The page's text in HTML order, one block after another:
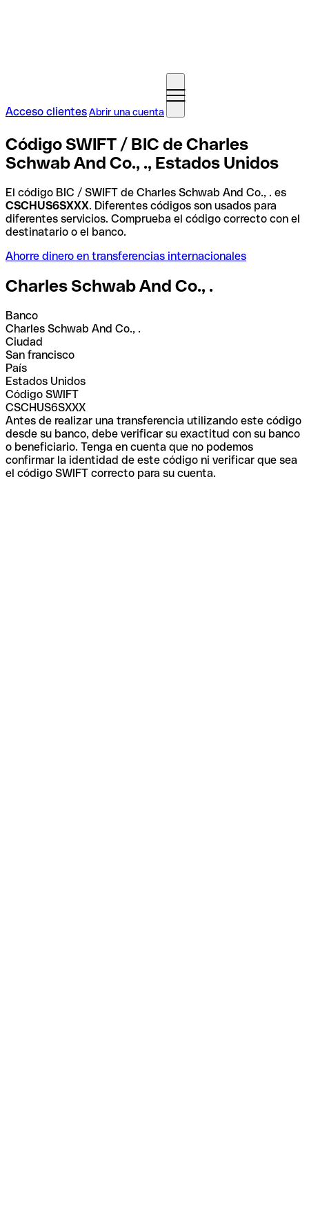
Acceso clientesAbrir una cuenta
Código SWIFT / BIC de Charles
Schwab And Co., ., Estados Unidos
El código BIC / SWIFT de Charles Schwab And Co., . es
CSCHUS6SXXX. Diferentes códigos son usados para
diferentes servicios. Comprueba el código correcto con el
destinatario o el banco.
Ahorre dinero en transferencias internacionales
Charles Schwab And Co., .
Banco
Charles Schwab And Co., .
Ciudad
San francisco
País
Estados Unidos
Código SWIFT
CSCHUS6SXXX
Antes de realizar una transferencia utilizando este código
desde su banco, debe verificar su exactitud con su banco
o beneficiario. Tenga en cuenta que no podemos
confirmar la identidad de este código ni verificar que sea
el código SWIFT correcto para su cuenta.